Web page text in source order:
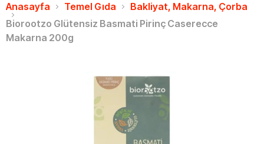
Anasayfa Temel Gıda
Bakliyat, Makarna, Çorba
Biorootzo Glütensiz Basmati Pirinç Caserecce
Makarna 200g